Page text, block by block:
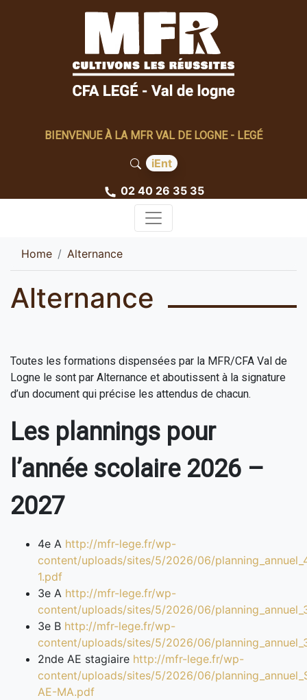
BIENVENUE À LA MFR VAL DE LOGNE - LEGÉ
iEnt
02 40 26 35 35
Home Alternance
Alternance
Toutes les formations dispensées par la MFR/CFA Val de
Logne le sont par Alternance et aboutissent à la signature
d’un document qui précise les attendus de chacun.
Les plannings pour
l’année scolaire 2026 –
2027
4e A http://mfr-lege.fr/wp-
content/uploads/sites/5/2026/06/
1.pdf
3e A http://mfr-lege.fr/wp-
content/uploads/sites/5/2026/06/
3e B http://mfr-lege.fr/wp-
content/uploads/sites/5/2026/06/
2nde AE stagiaire http://mfr-lege.fr/wp-
content/uploads/sites/5/2026/06/
AE-MA.pdf